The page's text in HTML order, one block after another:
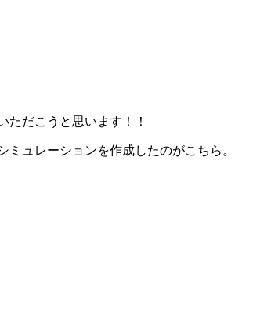
だこうと思います！！
ュレーションを作成したのがこちら。